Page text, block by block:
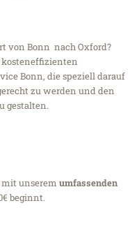
von Bonn nach Oxford?
Bonn, die speziell darauf
zu werden und den
gestalten.
unserem umfassenden
beginnt.